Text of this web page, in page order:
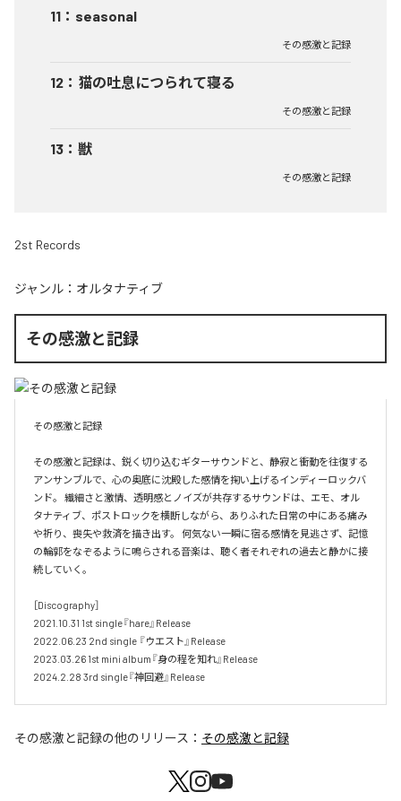
11 ： seasonal
その感激と記録
12 ： 猫の吐息につられて寝る
その感激と記録
13 ： 獣
その感激と記録
2st Records
ジャンル： オルタナティブ
その感激と記録
その感激と記録
その感激と記録は、鋭く切り込むギターサウンドと、静寂と衝動を往復する
アンサンブルで、心の奥底に沈殿した感情を掬い上げるインディーロックバ
ンド。 繊細さと激情、透明感とノイズが共存するサウンドは、エモ、オル
タナティブ、ポストロックを横断しながら、ありふれた日常の中にある痛み
や祈り、喪失や救済を描き出す。 何気ない一瞬に宿る感情を見逃さず、記憶
の輪郭をなぞるように鳴らされる音楽は、聴く者それぞれの過去と静かに接
続していく。
［Discography］
2021.10.31 1st single『hare』Release
2022.06.23 2nd single 『ウエスト』Release
2023.03.26 1st mini album『身の程を知れ』Release
2024.2.28 3rd single『神回避』Release
その感激と記録の他のリリース： その感激と記録